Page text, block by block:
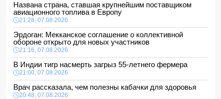
Названа страна, ставшая крупнейшим поставщиком
авиационного топлива в Европу
21:28, 07.08.2026
Эрдоган: Мекканское соглашение о коллективной
обороне открыто для новых участников
21:16, 07.08.2026
В Индии тигр насмерть загрыз 55-летнего фермера
21:00, 07.08.2026
Врач рассказала, чем полезны кабачки для здоровья
20:48, 07.08.2026